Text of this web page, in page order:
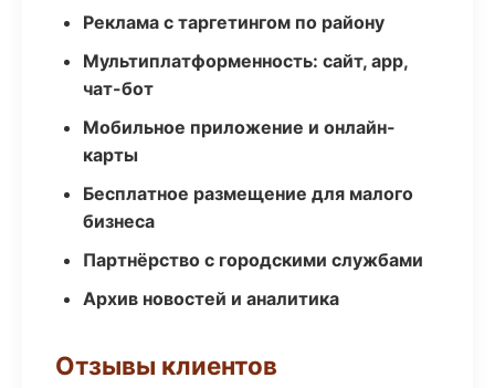
Реклама с таргетингом по району
Мультиплатформенность: сайт, app,
чат-бот
Мобильное приложение и онлайн-
карты
Бесплатное размещение для малого
бизнеса
Партнёрство с городскими службами
Архив новостей и аналитика
Отзывы клиентов